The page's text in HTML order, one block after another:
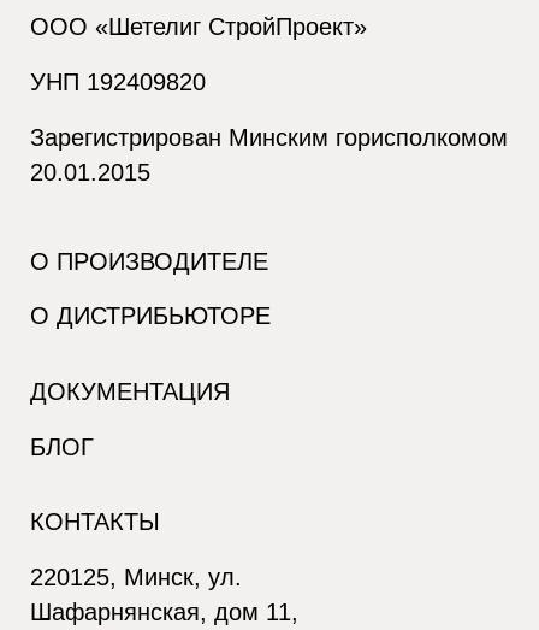
ООО «Шетелиг СтройПроект»
УНП 192409820
Зарегистрирован Минским горисполкомом
20.01.2015
О ПРОИЗВОДИТЕЛЕ
О ДИСТРИБЬЮТОРЕ
ДОКУМЕНТАЦИЯ
БЛОГ
КОНТАКТЫ
220125, Минск, ул.
Шафарнянская, дом 11,